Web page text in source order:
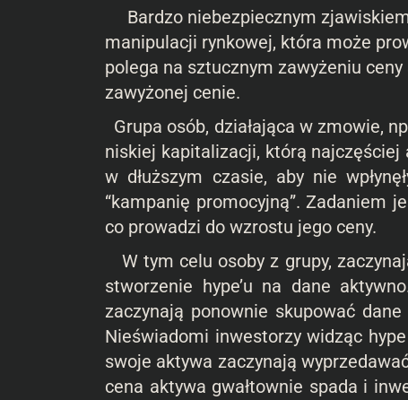
Bardzo niebezpiecznym
manipulacji rynkowej, która może
polega na sztucznym zawyżeniu
zawyżonej cenie.
Grupa osób, działająca w zmowie,
niskiej kapitalizacji, którą najczęściej
w dłuższym czasie, aby nie
“kampanię promocyjną”. Zadaniem
co prowadzi do wzrostu jego ceny.
W tym celu osoby z grupy,
stworzenie hype’u na dane
zaczynają ponownie skupować
Nieświadomi inwestorzy widząc
swoje aktywa zaczynają
cena aktywa gwałtownie spada i